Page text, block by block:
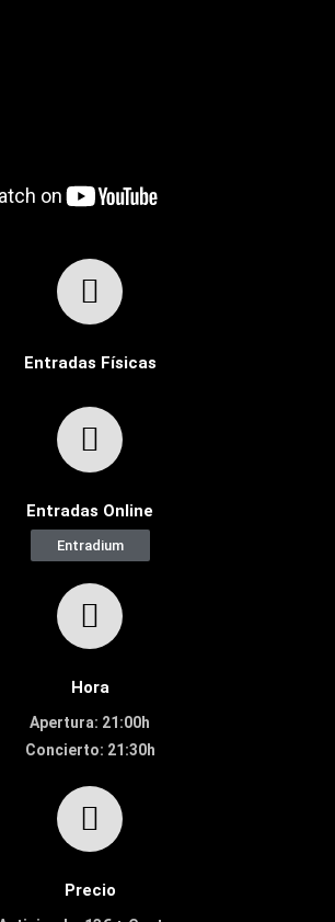
Entradas Físicas
Entradas Online
Entradium
Hora
Apertura: 21:00h
Concierto: 21:30h
Precio